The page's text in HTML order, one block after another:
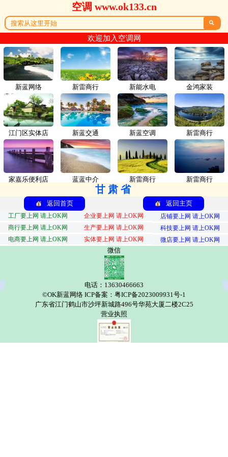
空调 www.ok133.cn

欢迎加入空调网
新蓝网络 新雷商行
江门区实体店 新蓝交通
家嘉乐便利店 蓝蓝中介
新能水电 金鸿家装
新蓝空调 新雷商行
新雷商行 新雷商行
甘肃省
返回首页 返回主页
工厂要上网 请上OK网 企业要上网 请上OK网
店铺要上网 请上OK网
商行要上网 请上OK网
生产要上网 请上OK网
科技要上网 请上OK网
电商要上网 请上OK网
实体要上网 请上OK网 微店要上网 请上OK网
微信
电话：13630466663
©OK新蓝网络 ICP备案：粤ICP备2023009931号-1
广东省江门鹤山市沙坪新城路496号华苑大厦二楼2C25
营业执照